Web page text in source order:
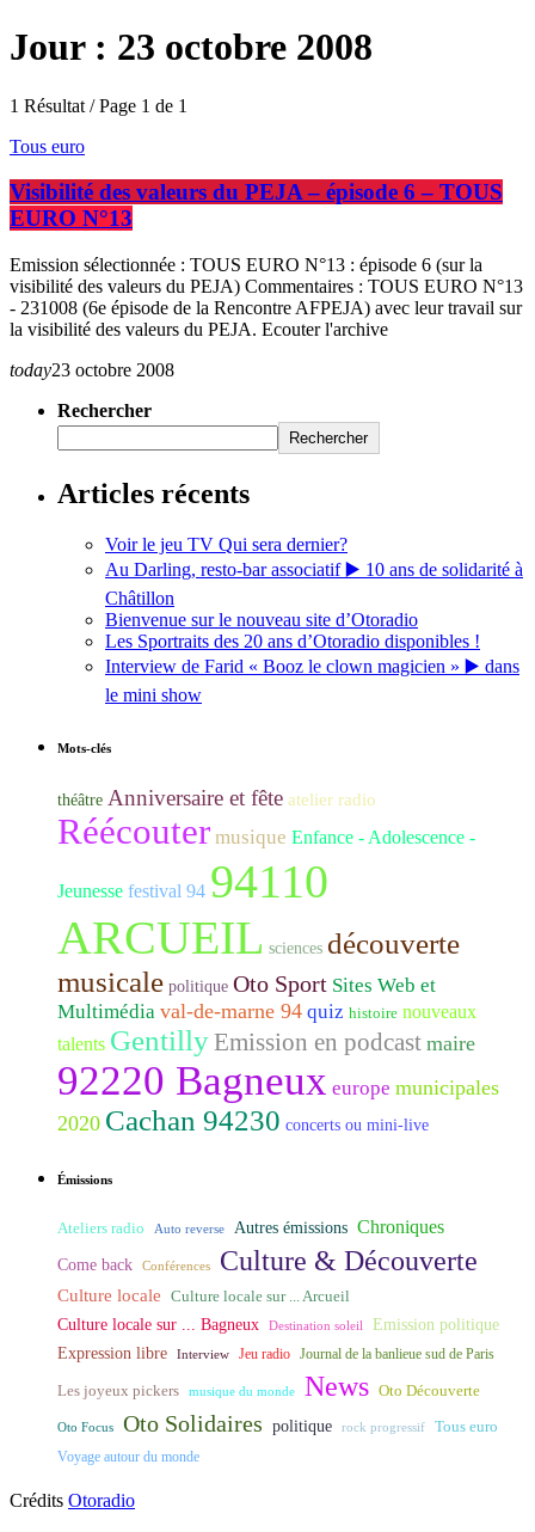
Jour : 23 octobre 2008
1 Résultat / Page 1 de 1
Tous euro
Visibilité des valeurs du PEJA – épisode 6 – TOUS
EURO N°13
Emission sélectionnée : TOUS EURO N°13 : épisode 6 (sur la
visibilité des valeurs du PEJA) Commentaires : TOUS EURO N°13
- 231008 (6e épisode de la Rencontre AFPEJA) avec leur travail sur
la visibilité des valeurs du PEJA. Ecouter l'archive
today23 octobre 2008
Rechercher
Rechercher
Articles récents
Voir le jeu TV Qui sera dernier?
Au Darling, resto-bar associatif ▶️ 10 ans de solidarité à
Châtillon
Bienvenue sur le nouveau site d’Otoradio
Les Sportraits des 20 ans d’Otoradio disponibles !
Interview de Farid « Booz le clown magicien » ▶️ dans
le mini show
Mots-clés
théâtre Anniversaire et fête atelier radio
Réécouter musique Enfance - Adolescence -
Jeunesse festival 94 94110
ARCUEIL sciences découverte
musicale politique Oto Sport Sites Web et
Multimédia val-de-marne 94 quiz histoire nouveaux
talents GentillyEmission en podcast maire
92220 Bagneux europe municipales
2020 Cachan 94230 concerts ou mini-live
Émissions
Ateliers radio Auto reverse Autres émissions Chroniques
Come back Conférences Culture & Découverte
Culture locale Culture locale sur ... Arcueil
Culture locale sur ... Bagneux Destination soleil Emission politique
Expression libre Interview Jeu radio Journal de la banlieue sud de Paris
Les joyeux pickers musique du monde News Oto Découverte
Oto Focus Oto Solidaires politique rock progressif Tous euro
Voyage autour du monde
Crédits Otoradio